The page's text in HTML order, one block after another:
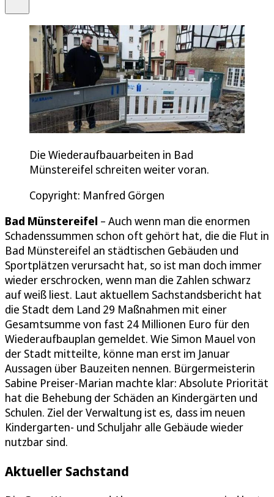
Die Wiederaufbauarbeiten in Bad
Münstereifel schreiten weiter voran.
Copyright: Manfred Görgen
Bad Münstereifel – Auch wenn man die enormen
Schadenssummen schon oft gehört hat, die die Flut in
Bad Münstereifel an städtischen Gebäuden und
Sportplätzen verursacht hat, so ist man doch immer
wieder erschrocken, wenn man die Zahlen schwarz
auf weiß liest. Laut aktuellem Sachstandsbericht hat
die Stadt dem Land 29 Maßnahmen mit einer
Gesamtsumme von fast 24 Millionen Euro für den
Wiederaufbauplan gemeldet. Wie Simon Mauel von
der Stadt mitteilte, könne man erst im Januar
Aussagen über Bauzeiten nennen. Bürgermeisterin
Sabine Preiser-Marian machte klar: Absolute Priorität
hat die Behebung der Schäden an Kindergärten und
Schulen. Ziel der Verwaltung ist es, dass im neuen
Kindergarten- und Schuljahr alle Gebäude wieder
nutzbar sind.
Aktueller Sachstand